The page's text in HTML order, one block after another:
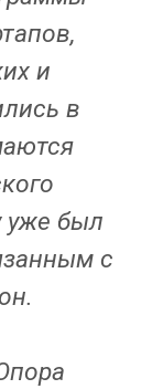
и
в
уже был
с